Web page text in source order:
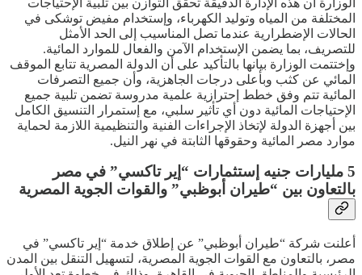
المختلفة من المياه وتوليد الكهرباء، وإستخدام مفيض توشكى في
الحالات الإضطرارية عندما تصل المناسيب إلى الحد الأمثل
للتصريف، بما يضمن الإستخدام الآمن والفعال للموارد المائية.
وإختتمت الوزارة بيانها بالتأكيد على أن الدولة المصرية تتابع الموقف
المائي عن كثب وبأعلى درجات الجاهزية، وأن جميع التصرفات
المائية تتم وفق خطط إحترازية علمية مدروسة تضمن تلبية جميع
الإحتياجات المائية دون أي تأثير سلبي، مع إستمرار التنسيق الكامل
بين أجهزة الدولة لإتخاذ الإجراءات الفنية والتنظيمية اللازمة لحماية
موارد مصر المائية وحقوقها الثابتة في نهر النيل.
5 مليارات جنيه إستثمارات “إير تاكسي” في مصر
بالتعاون بين “طيران أبوظبي” والقوات الجوية المصرية
أعلنت شركة “طيران أبوظبي” عن إطلاق خدمة “إير تاكسي” في
مصر، بالتعاون مع القوات الجوية المصرية، لتسهيل التنقل بين المدن